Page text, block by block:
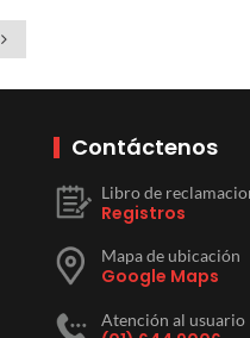
Contáctenos
Libro de
Registros
Mapa de ubicación
Google Maps
Atención al usuario